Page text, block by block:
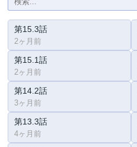
第15.3話
2ヶ月前
第15.1話
2ヶ月前
第14.2話
3ヶ月前
第13.3話
4ヶ月前